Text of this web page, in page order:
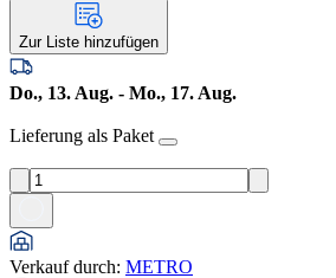
Zur Liste hinzufügen
Do., 13. Aug. - Mo., 17. Aug.
Lieferung als Paket
Verkauf durch: METRO